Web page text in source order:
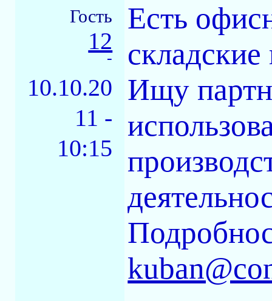
Гость
12
-
10.10.20
11 -
10:15
Есть
Ищу